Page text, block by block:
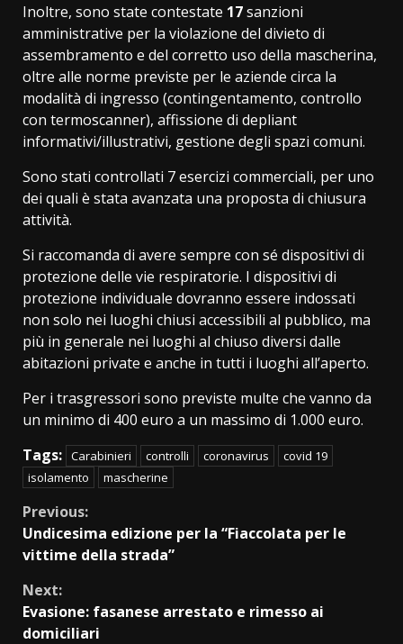
Inoltre, sono state contestate 17sanzioni
amministrative per la violazione del divieto di
assembramento e del corretto uso della mascherina,
oltre alle norme previste per le aziende circa la
modalità di ingresso (contingentamento, controllo
con termoscanner), affissione di depliant
informativi/illustrativi, gestione degli spazi comuni.
Sono stati controllati 7 esercizi commerciali, per uno
dei quali è stata avanzata una proposta di chiusura
attività.
Si raccomanda di avere sempre con sé dispositivi di
protezione delle vie respiratorie. I dispositivi di
protezione individuale dovranno essere indossati
non solo nei luoghi chiusi accessibili al pubblico, ma
più in generale nei luoghi al chiuso diversi dalle
abitazioni private e anche in tutti i luoghi all’aperto.
Per i trasgressori sono previste multe che vanno da
un minimo di 400 euro a un massimo di 1.000 euro.
Tags: Carabinieri controlli coronavirus
covid 19
isolamento
mascherine
Continue
Reading
Previous:
Undicesima edizione per la “Fiaccolata per le
vittime della strada”
Next:
Evasione: fasanese arrestato e rimesso ai
domiciliari